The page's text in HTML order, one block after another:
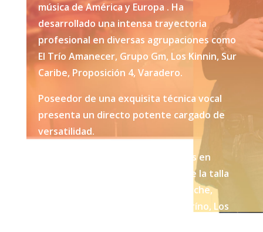
música de América y Europa . Ha
desarrollado una intensa trayectoria
profesional en diversas agrupaciones como
El Trío Amanecer, Grupo Gm, Los Kinnin, Sur
Caribe, Proposición 4, Varadero.
Poseedor de una exquisita técnica vocal
presenta un directo potente cargado de
versatilidad.
Son numerosas sus colaboraciones en
actuaciones y giras con artistas de la talla
de Oscar D´león, Shakira, Grupo Niche,
Jerrry Ribera, Luilly Luilly, Willy Chiríno, Los